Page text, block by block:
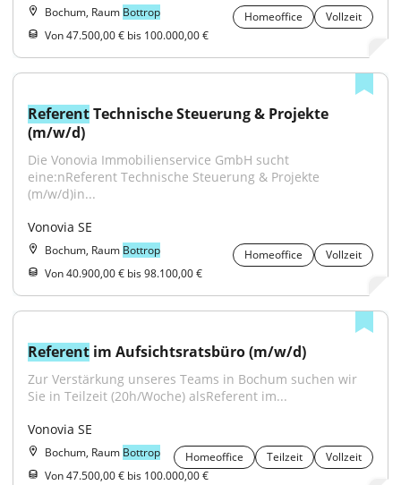
Bochum, Raum Bottrop Homeoffice
Vollzeit
Von 47.500,00 € bis 100.000,00 €
Referent Technische Steuerung & Projekte
(m/w/d)
Die Vonovia Immobilienservice GmbH sucht
eine:nReferent Technische Steuerung & Projekte
(m/w/d)in...
Vonovia SE
Bochum, Raum Bottrop Homeoffice
Vollzeit
Von 40.900,00 € bis 98.100,00 €
Referent im Aufsichtsratsbüro (m/w/d)
Zur Verstärkung unseres Teams in Bochum suchen wir
Sie in Teilzeit (20h/Woche) alsReferent im...
Vonovia SE
Bochum, Raum Bottrop Homeoffice Teilzeit
Vollzeit
Von 47.500,00 € bis 100.000,00 €